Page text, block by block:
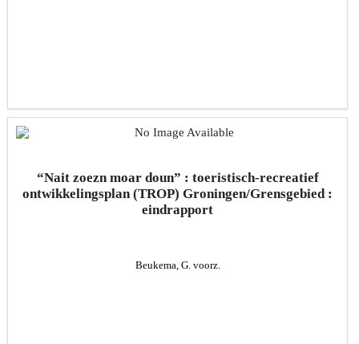
“Nait zoezn moar doun” : toeristisch-recreatief
ontwikkelingsplan (TROP) Groningen/Grensgebied :
eindrapport
Beukema, G. voorz.